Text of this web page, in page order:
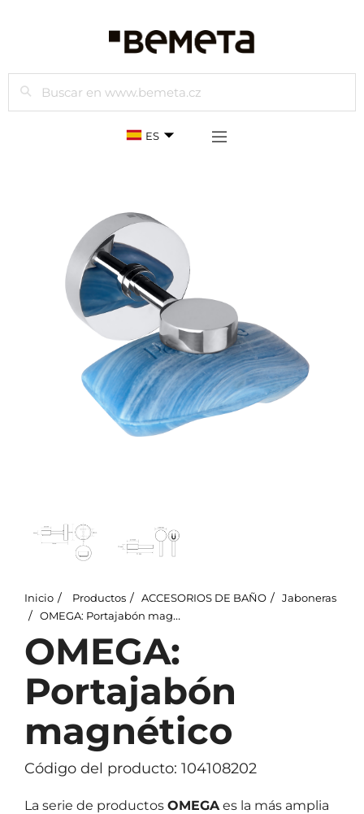
Buscar
ES
Inicio Productos ACCESORIOS DE BAÑO
Jaboneras
OMEGA: Portajabón magnético
OMEGA:
Portajabón
magnético
Código del producto: 104108202
La serie de productos OMEGAes la más amplia